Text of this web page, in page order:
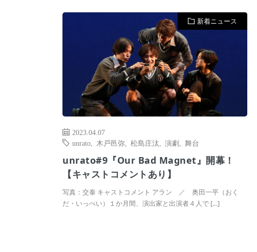
新着ニュース
2023.04.07
unrato
木戸邑弥 松島庄汰 演劇 舞台
unrato#9『Our Bad Magnet』開幕！
【キャストコメントあり】
写真：交泰 キャストコメント アラン ／ 奥田一平（おく
だ・いっぺい）１か月間、演出家と出演者４人で […]